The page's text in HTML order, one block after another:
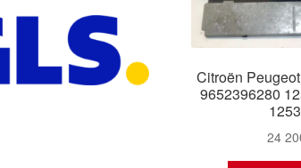
Citroën
9652396280
24